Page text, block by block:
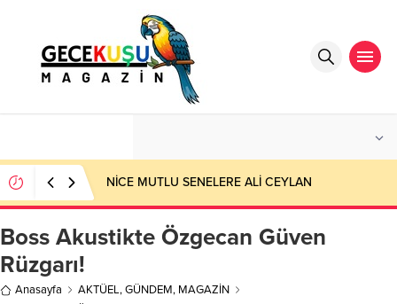
NİCE MUTLU SENELERE ALİ CEYLAN
Boss Akustikte Özgecan Güven
Rüzgarı!
Anasayfa AKTÜEL,GÜNDEM, MAGAZİN